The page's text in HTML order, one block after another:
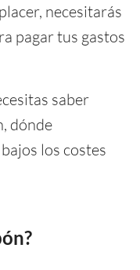
necesitarás
pagar tus gastos
saber
dónde
los costes